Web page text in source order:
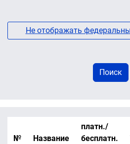
Не отображать
№ Название
платн./
бесплатн.